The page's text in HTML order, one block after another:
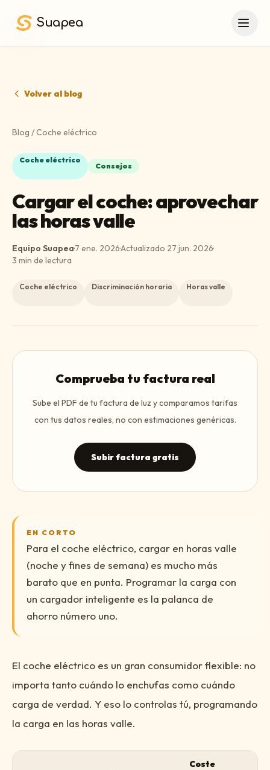
Suapea
Volver al blog
Blog /Coche eléctrico
Coche eléctrico
Consejos
Cargar el coche: aprovechar
las horas valle
Equipo Suapea·7 ene. 2026·Actualizado 27 jun. 2026·
3 min de lectura
Coche eléctrico Discriminación horaria Horas valle
Comprueba tu factura real
Sube el PDF de tu factura de luz y comparamos tarifas
con tus datos reales, no con estimaciones genéricas.
Subir factura gratis
EN CORTO
Para el coche eléctrico, cargar en horas valle
(noche y fines de semana) es mucho más
barato que en punta. Programar la carga con
un cargador inteligente es la palanca de
ahorro número uno.
El coche eléctrico es un gran consumidor flexible: no
importa tanto cuándo lo enchufas como cuándo
carga de verdad. Y eso lo controlas tú, programando
la carga en las horas valle.
Coste